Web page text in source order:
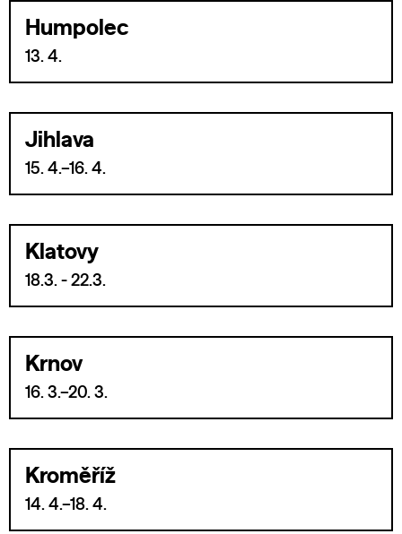
Humpolec
13. 4.
Jihlava
15. 4.–16. 4.
Klatovy
18.3. - 22.3.
Krnov
16. 3.–20. 3.
Kroměříž
14. 4.–18. 4.